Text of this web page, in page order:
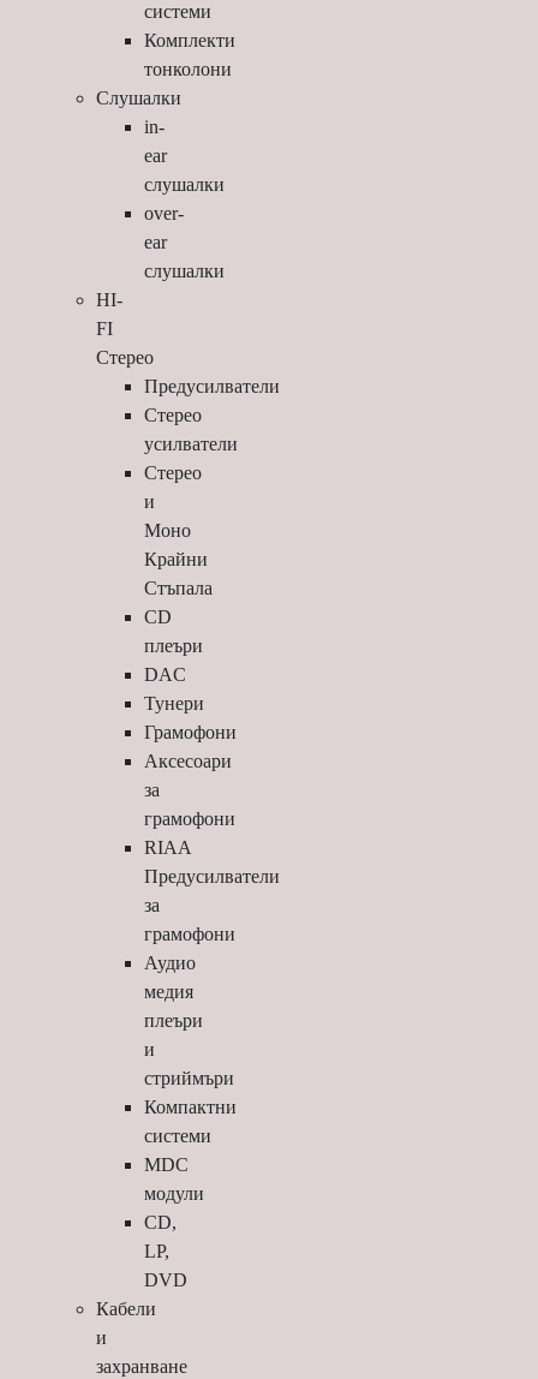
системи
Комплекти
тонколони
Слушалки
in-
ear
слушалки
over-
ear
слушалки
HI-
FI
Стерео
Предусилватели
Стерео
усилватели
Стерео
и
Моно
Крайни
Стъпала
CD
плеъри
DAC
Тунери
Грамофони
Аксесоари
за
грамофони
RIAA
Предусилватели
за
грамофони
Аудио
медия
плеъри
и
стриймъри
Компактни
системи
MDC
модули
CD,
LP,
DVD
Кабели
и
захранване